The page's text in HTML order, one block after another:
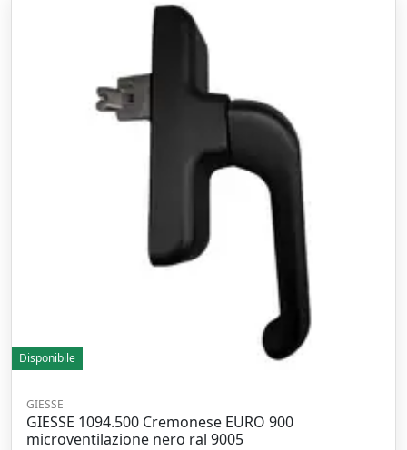
Disponibile
GIESSE
GIESSE 1094.500 Cremonese EURO 900
microventilazione nero ral 9005